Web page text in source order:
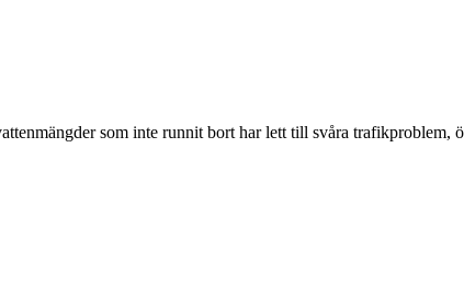
som inte runnit bort har lett till svåra trafikproblem,